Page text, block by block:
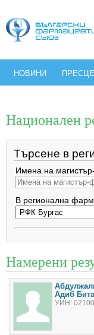
НОВИНИ
Национален
Търсене в
Имена на
В регионална
Намерени
Адиб
УИН: